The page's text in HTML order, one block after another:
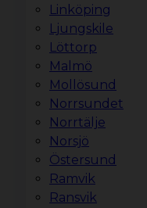
Linköping
Ljungskile
Löttorp
Malmö
Mollösund
Norrsundet
Norrtälje
Norsjö
Östersund
Ramvik
Ransvik